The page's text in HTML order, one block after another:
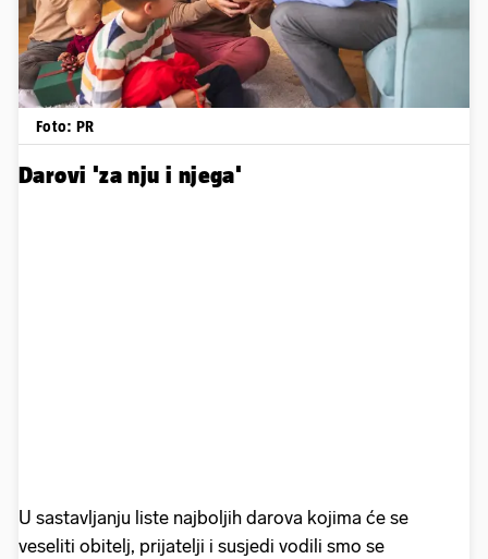
Foto: PR
Darovi 'za nju i njega'
U sastavljanju liste najboljih darova kojima će se
veseliti obitelj, prijatelji i susjedi vodili smo se